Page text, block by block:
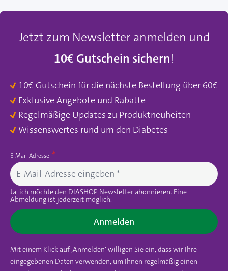
Jetzt zum Newsletter anmelden und
10€ Gutschein sichern!
10€ Gutschein für die nächste Bestellung über 60€
Exklusive Angebote und Rabatte
Regelmäßige Updates zu Produktneuheiten
Wissenswertes rund um den Diabetes
E-Mail-Adresse
Ja, ich möchte den DIASHOP Newsletter abonnieren. Eine
Abmeldung ist jederzeit möglich.
Anmelden
Mit einem Klick auf ‚Anmelden‘ willigen Sie ein, dass wir Ihre
eingegebenen Daten verwenden, um Ihnen regelmäßig einen